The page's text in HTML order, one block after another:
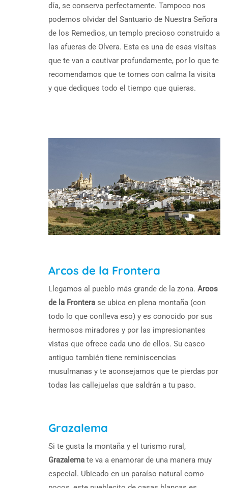
día, se conserva perfectamente. Tampoco nos
podemos olvidar del Santuario de Nuestra Señora
de los Remedios, un templo precioso construido a
las afueras de Olvera. Esta es una de esas visitas
que te van a cautivar profundamente, por lo que te
recomendamos que te tomes con calma la visita
y que dediques todo el tiempo que quieras.
Arcos de la Frontera
Llegamos al pueblo más grande de la zona. Arcos
de la Frontera se ubica en plena montaña (con
todo lo que conlleva eso) y es conocido por sus
hermosos miradores y por las impresionantes
vistas que ofrece cada uno de ellos. Su casco
antiguo también tiene reminiscencias
musulmanas y te aconsejamos que te pierdas por
todas las callejuelas que saldrán a tu paso.
Grazalema
Si te gusta la montaña y el turismo rural,
Grazalema te va a enamorar de una manera muy
especial. Ubicado en un paraíso natural como